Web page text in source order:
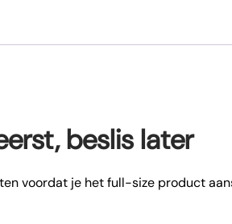
beslis later
voordat je het full-size product